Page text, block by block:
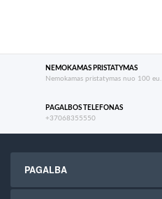
NEMOKAMAS PRISTATYMAS
Nemokamas pristatymas nuo 100 eu.
PAGALBOS TELEFONAS
+37068355550
PAGALBA